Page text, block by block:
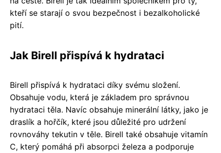
kteří se starají o svou bezpečnost i bezalkoholické
pití.
Jak Birell přispívá k hydrataci
Birell přispívá k hydrataci díky svému složení.
Obsahuje vodu, která je základem pro správnou
hydrataci těla. Navíc obsahuje minerální látky, jako je
draslík a hořčík, které jsou důležité pro udržení
rovnováhy tekutin v těle. Birell také obsahuje vitamín
C, který pomáhá při absorpci železa a podporuje